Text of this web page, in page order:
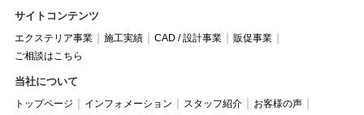
サイトコンテンツ
エクステリア事業 施工実績 CAD / 設計事業
販促事業
ご相談はこちら
当社について
トップページ インフォメーション スタッフ紹介
お客様の声